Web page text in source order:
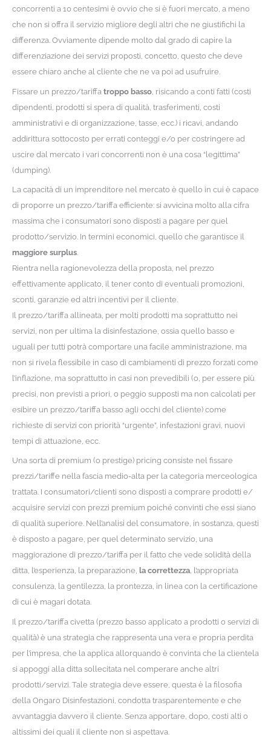
concorrenti a 10 centesimi è ovvio che si è fuori mercato, a meno
che non si offra il servizio migliore degli altri che ne giustifichi la
differenza. Ovviamente dipende molto dal grado di capire la
differenziazione dei servizi proposti, concetto, questo che deve
essere chiaro anche al cliente che ne va poi ad usufruire.
Fissare un prezzo/tariffa troppo basso, risicando a conti fatti (costi
dipendenti, prodotti si spera di qualità, trasferimenti, costi
amministrativi e di organizzazione, tasse, ecc.) i ricavi, andando
addirittura sottocosto per errati conteggi e/o per costringere ad
uscire dal mercato i vari concorrenti non è una cosa “legittima”
(dumping).
La capacità di un imprenditore nel mercato è quello in cui è capace
di proporre un prezzo/tariffa efficiente: si avvicina molto alla cifra
massima che i consumatori sono disposti a pagare per quel
prodotto/servizio. In termini economici, quello che garantisce il
maggiore surplus.
Rientra nella ragionevolezza della proposta, nel prezzo
effettivamente applicato, il tener conto di eventuali promozioni,
sconti, garanzie ed altri incentivi per il cliente.
Il prezzo/tariffa allineata, per molti prodotti ma soprattutto nei
servizi, non per ultima la disinfestazione, ossia quello basso e
uguali per tutti potrà comportare una facile amministrazione, ma
non si rivela flessibile in caso di cambiamenti di prezzo forzati come
l’inflazione, ma soprattutto in casi non prevedibili (o, per essere più
precisi, non previsti a priori, o peggio supposti ma non calcolati per
esibire un prezzo/tariffa basso agli occhi del cliente) come
richieste di servizi con priorità “urgente”, infestazioni gravi, nuovi
tempi di attuazione, ecc.
Una sorta di premium (o prestige) pricing consiste nel fissare
prezzi/tariffe nella fascia medio-alta per la categoria merceologica
trattata. I consumatori/clienti sono disposti a comprare prodotti e/
acquisire servizi con prezzi premium poiché convinti che essi siano
di qualità superiore. Nell’analisi del consumatore, in sostanza, questi
è disposto a pagare, per quel determinato servizio, una
maggiorazione di prezzo/tariffa per il fatto che vede solidità della
ditta, l’esperienza, la preparazione, la correttezza, l’appropriata
consulenza, la gentilezza, la prontezza, in linea con la certificazione
di cui è magari dotata.
Il prezzo/tariffa civetta (prezzo basso applicato a prodotti o servizi di
qualità) è una strategia che rappresenta una vera e propria perdita
per l’impresa, che la applica allorquando è convinta che la clientela
si appoggi alla ditta sollecitata nel comperare anche altri
prodotti/servizi. Tale strategia deve essere, questa è la filosofia
della Ongaro Disinfestazioni, condotta trasparentemente e che
avvantaggia davvero il cliente. Senza apportare, dopo, costi alti o
altissimi dei quali il cliente non si aspettava.